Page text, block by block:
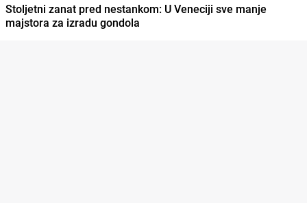
Stoljetni zanat pred nestankom: U Veneciji sve manje
majstora za izradu gondola